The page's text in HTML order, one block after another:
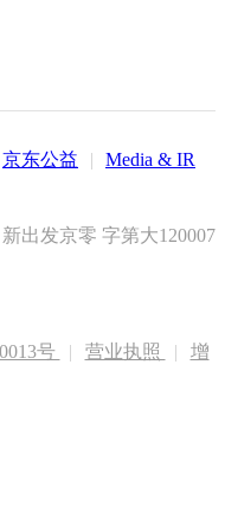
京东公益 | Media & IR
新出发京零 字第大120007
号 | 营业执照 |
增